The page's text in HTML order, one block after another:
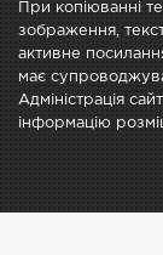
При копіюванні
зображення,
активне
має
Адміністрація
інформацію